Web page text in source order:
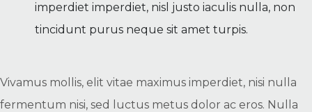
imperdiet imperdiet, nisl justo iaculis nulla, non
tincidunt purus neque sit amet turpis.
Vivamus mollis, elit vitae maximus imperdiet, nisi nulla
fermentum nisi, sed luctus metus dolor ac eros. Nulla